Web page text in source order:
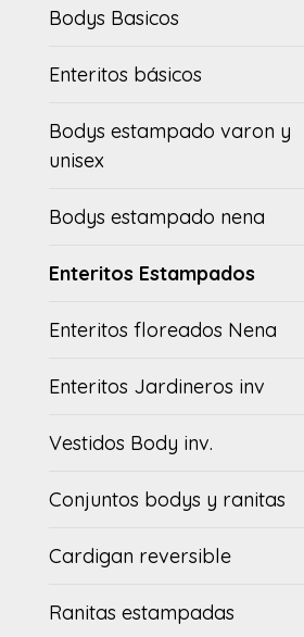
Bodys Basicos
Enteritos básicos
Bodys estampado varon y
unisex
Bodys estampado nena
Enteritos Estampados
Enteritos floreados Nena
Enteritos Jardineros inv
Vestidos Body inv.
Conjuntos bodys y ranitas
Cardigan reversible
Ranitas estampadas